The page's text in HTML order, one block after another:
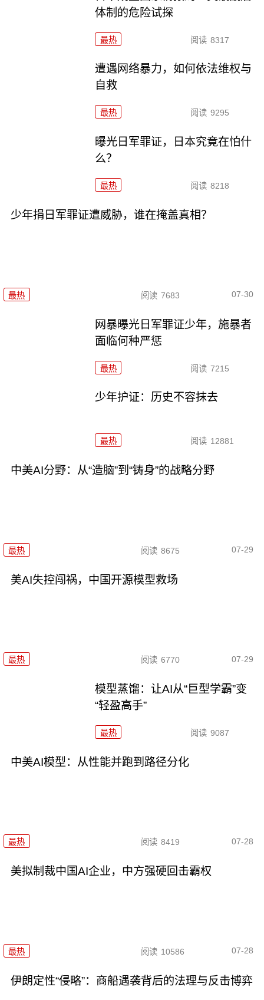
体制的危险试探
最热 阅读 8317
遭遇网络暴力，如何依法维权与
自救
最热 阅读 9295
曝光日军罪证，日本究竟在怕什
么？
最热 阅读 8218
少年捐日军罪证遭威胁，谁在掩盖真相？
最热 阅读 7683 07-30
网暴曝光日军罪证少年，施暴者
面临何种严惩
最热 阅读 7215
少年护证：历史不容抹去
最热 阅读 12881
中美AI分野：从“造脑”到“铸身”的战略分野
最热 阅读 8675 07-29
美AI失控闯祸，中国开源模型救场
最热 阅读 6770 07-29
模型蒸馏：让AI从“巨型学霸”变
“轻盈高手”
最热 阅读 9087
中美AI模型：从性能并跑到路径分化
最热 阅读 8419 07-28
美拟制裁中国AI企业，中方强硬回击霸权
最热 阅读 10586 07-28
伊朗定性“侵略”：商船遇袭背后的法理与反击博弈